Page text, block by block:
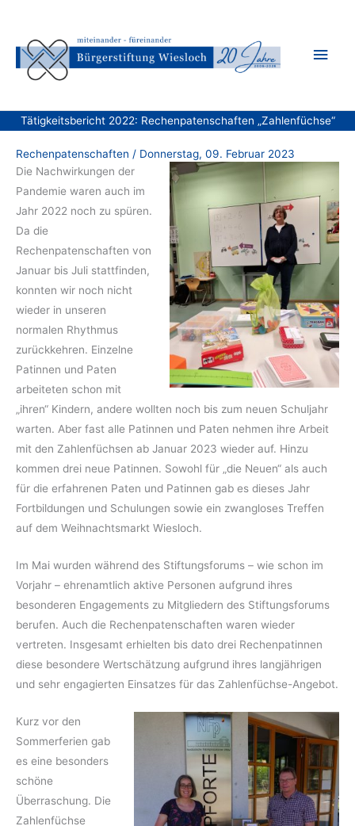
springen
Tätigkeitsbericht 2022: Rechenpatenschaften „Zahlenfüchse“
Rechenpatenschaften / Donnerstag, 09. Februar 2023
Die Nachwirkungen der
Pandemie waren auch im
Jahr 2022 noch zu spüren.
Da die
Rechenpatenschaften von
Januar bis Juli stattfinden,
konnten wir noch nicht
wieder in unseren
normalen Rhythmus
zurückkehren. Einzelne
Patinnen und Paten
arbeiteten schon mit
„ihren“ Kindern, andere wollten noch bis zum neuen Schuljahr
warten. Aber fast alle Patinnen und Paten nehmen ihre Arbeit
mit den Zahlenfüchsen ab Januar 2023 wieder auf. Hinzu
kommen drei neue Patinnen. Sowohl für „die Neuen“ als auch
für die erfahrenen Paten und Patinnen gab es dieses Jahr
Fortbildungen und Schulungen sowie ein zwangloses Treffen
auf dem Weihnachtsmarkt Wiesloch.
Im Mai wurden während des Stiftungsforums – wie schon im
Vorjahr – ehrenamtlich aktive Personen aufgrund ihres
besonderen Engagements zu Mitgliedern des Stiftungsforums
berufen. Auch die Rechenpatenschaften waren wieder
vertreten. Insgesamt erhielten bis dato drei Rechenpatinnen
diese besondere Wertschätzung aufgrund ihres langjährigen
und sehr engagierten Einsatzes für das Zahlenfüchse-Angebot.
Kurz vor den
Sommerferien gab
es eine besonders
schöne
Überraschung. Die
Zahlenfüchse